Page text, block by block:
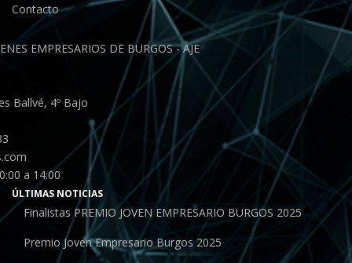
Contacto
EMPRESARIOS DE BURGOS - AJE
Ballvé, 4º Bajo
a 14:00
ÚLTIMAS NOTICIAS
Finalistas PREMIO JOVEN EMPRESARIO BURGOS 2025
Premio Joven Empresario Burgos 2025